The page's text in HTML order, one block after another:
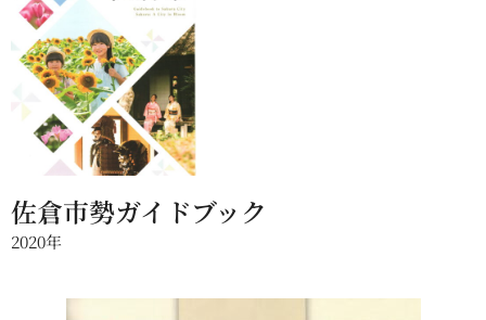
佐倉市勢ガイドブック
2020年